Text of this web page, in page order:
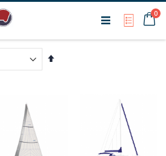
My0
Van